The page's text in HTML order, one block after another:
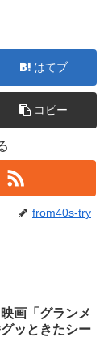
はてブ
コピー
from40s-try
画「グランメ
ッときたシー